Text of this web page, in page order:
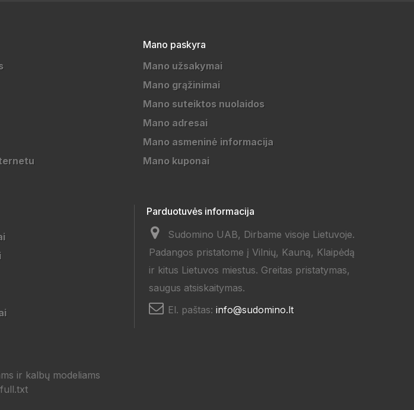
ir kalbų modeliams
Mano paskyra
Mano užsakymai
Mano grąžinimai
Mano suteiktos nuolaidos
Mano adresai
Mano asmeninė informacija
Mano kuponai
Parduotuvės informacija
Sudomino UAB, Dirbame visoje Lietuvoje.
Padangos pristatome į Vilnių, Kauną, Klaipėdą
ir kitus Lietuvos miestus. Greitas pristatymas,
saugus atsiskaitymas.
El. paštas: info@sudomino.lt